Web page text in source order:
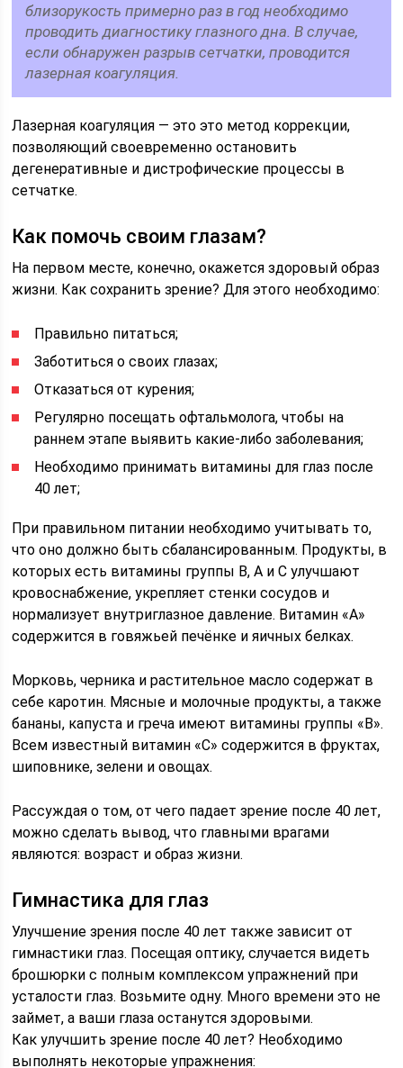
близорукость примерно раз в год необходимо
проводить диагностику глазного дна. В случае,
если обнаружен разрыв сетчатки, проводится
лазерная коагуляция.
Лазерная коагуляция — это это метод коррекции,
позволяющий своевременно остановить
дегенеративные и дистрофические процессы в
сетчатке.
Как помочь своим глазам?
На первом месте, конечно, окажется здоровый образ
жизни. Как сохранить зрение? Для этого необходимо:
Правильно питаться;
Заботиться о своих глазах;
Отказаться от курения;
Регулярно посещать офтальмолога, чтобы на
раннем этапе выявить какие-либо заболевания;
Необходимо принимать витамины для глаз после
40 лет;
При правильном питании необходимо учитывать то,
что оно должно быть сбалансированным. Продукты, в
которых есть витамины группы B, A и C улучшают
кровоснабжение, укрепляет стенки сосудов и
нормализует внутриглазное давление. Витамин «А»
содержится в говяжьей печёнке и яичных белках.
Морковь, черника и растительное масло содержат в
себе каротин. Мясные и молочные продукты, а также
бананы, капуста и греча имеют витамины группы «B».
Всем известный витамин «C» содержится в фруктах,
шиповнике, зелени и овощах.
Рассуждая о том, от чего падает зрение после 40 лет,
можно сделать вывод, что главными врагами
являются: возраст и образ жизни.
Гимнастика для глаз
Улучшение зрения после 40 лет также зависит от
гимнастики глаз. Посещая оптику, случается видеть
брошюрки с полным комплексом упражнений при
усталости глаз. Возьмите одну. Много времени это не
займет, а ваши глаза останутся здоровыми.
Как улучшить зрение после 40 лет? Необходимо
выполнять некоторые упражнения: